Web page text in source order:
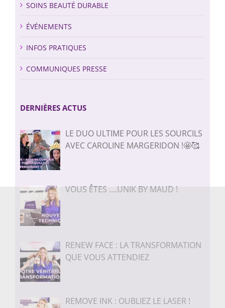
SOINS BEAUTÉ DURABLE
ÉVÉNEMENTS
INFOS PRATIQUES
COMMUNIQUES PRESSE
DERNIÈRES ACTUS
LE DUO ULTIME POUR LES SOURCILS
AVEC CAROLINE MARGERIDON !🤩🥰⁠
VOUS ÊTES ….UNIK BY MAUD !
RENEW FACE : LA TRANSFORMATION
QUE VOUS ATTENDIEZ
REMOVE INK : OUBLIEZ LE LASER !